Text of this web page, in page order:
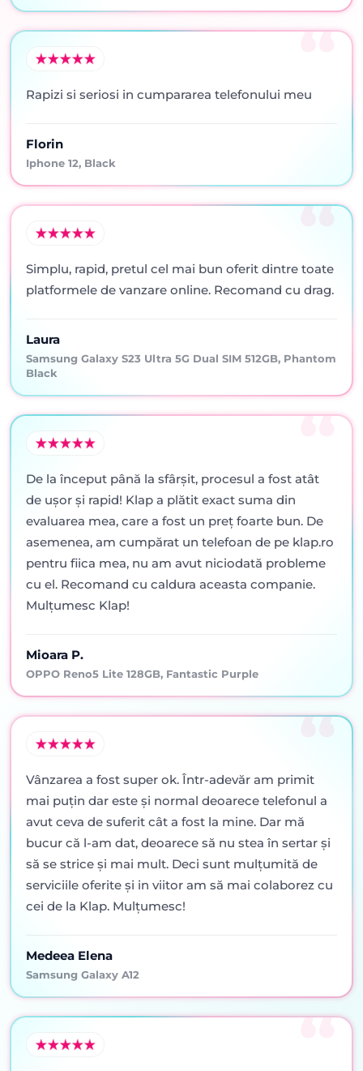
Rapizi si seriosi in cumpararea telefonului meu
Florin
Iphone 12, Black
Simplu, rapid, pretul cel mai bun oferit dintre toate
platformele de vanzare online. Recomand cu drag.
Laura
Samsung Galaxy S23 Ultra 5G Dual SIM 512GB, Phantom
Black
De la început până la sfârșit, procesul a fost atât
de ușor și rapid! Klap a plătit exact suma din
evaluarea mea, care a fost un preț foarte bun. De
asemenea, am cumpărat un telefoan de pe klap.ro
pentru fiica mea, nu am avut niciodată probleme
cu el. Recomand cu caldura aceasta companie.
Mulțumesc Klap!
Mioara P.
OPPO Reno5 Lite 128GB, Fantastic Purple
Vânzarea a fost super ok. Într-adevăr am primit
mai puţin dar este şi normal deoarece telefonul a
avut ceva de suferit cât a fost la mine. Dar mă
bucur că l-am dat, deoarece să nu stea în sertar şi
să se strice şi mai mult. Deci sunt mulţumită de
serviciile oferite şi in viitor am să mai colaborez cu
cei de la Klap. Mulţumesc!
Medeea Elena
Samsung Galaxy A12